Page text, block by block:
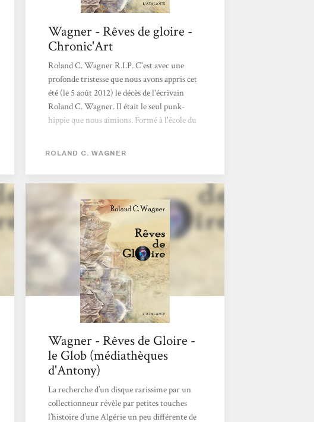
Wagner - Rêves de gloire -
Chronic'Art
Roland C. Wagner R.I.P. C'est avec une
profonde tristesse que nous avons appris cet
été (le 5 août 2012) le décès de l'écrivain
Roland C. Wagner. Il était le seul punk-
hippie que nous aimions. Formé à l'école du
souffrait d'aucun complexe vis-à-vis de la
soeur anglo-saxonne. Prolifique (plus de
cent nouvelles, une cinquantaine de romans
et de traductions en pagaille), l'auteur des
Futurs Mystères...
ROLAND C. WAGNER
Wagner - Rêves de Gloire -
le Glob (médiathèques
d'Antony)
La recherche d’un disque rarissime par un
collectionneur révèle par petites touches
l’histoire d’une Algérie un peu différente de